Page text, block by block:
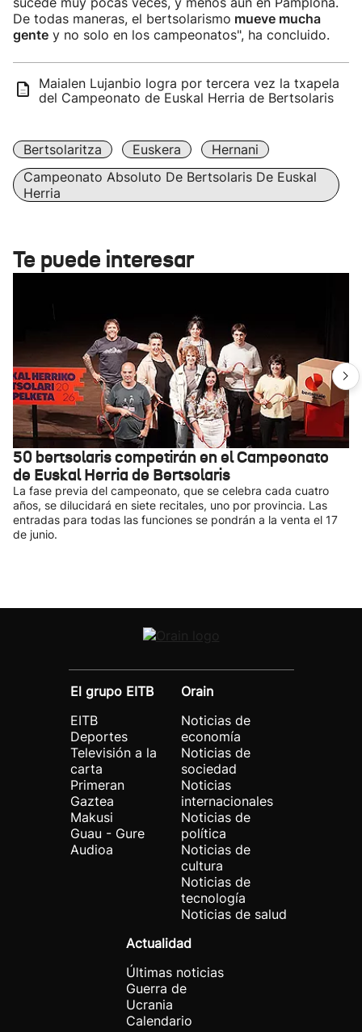
De todas maneras, el bertsolarismo mueve mucha
gente y no solo en los campeonatos", ha concluido.
Maialen Lujanbio logra por tercera vez la txapela
del Campeonato de Euskal Herria de Bertsolaris
Bertsolaritza Euskera
Hernani
Campeonato Absoluto De Bertsolaris De Euskal
Herria
Te puede interesar
50 bertsolaris competirán en el Campeonato
de Euskal Herria de Bertsolaris
La fase previa del campeonato, que se celebra cada cuatro
años, se dilucidará en siete recitales, uno por provincia. Las
entradas para todas las funciones se pondrán a la venta el 17
de junio.
El grupo EITB
EITB
Deportes
Televisión a la
carta
Primeran
Gaztea
Makusi
Guau - Gure
Audioa
Orain
Noticias de
economía
Noticias de
sociedad
Noticias
internacionales
Noticias de
política
Noticias de
cultura
Noticias de
tecnología
Noticias de salud
Actualidad
Últimas noticias
Guerra de
Ucrania
Calendario